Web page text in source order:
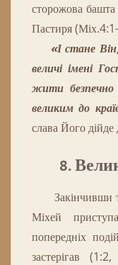
сторожова
Пастиря
«І стане
величі імені
жити безпечно
великим до
слава Його
8.
Закінчивши
Міхей
попередніх подій
застерігав